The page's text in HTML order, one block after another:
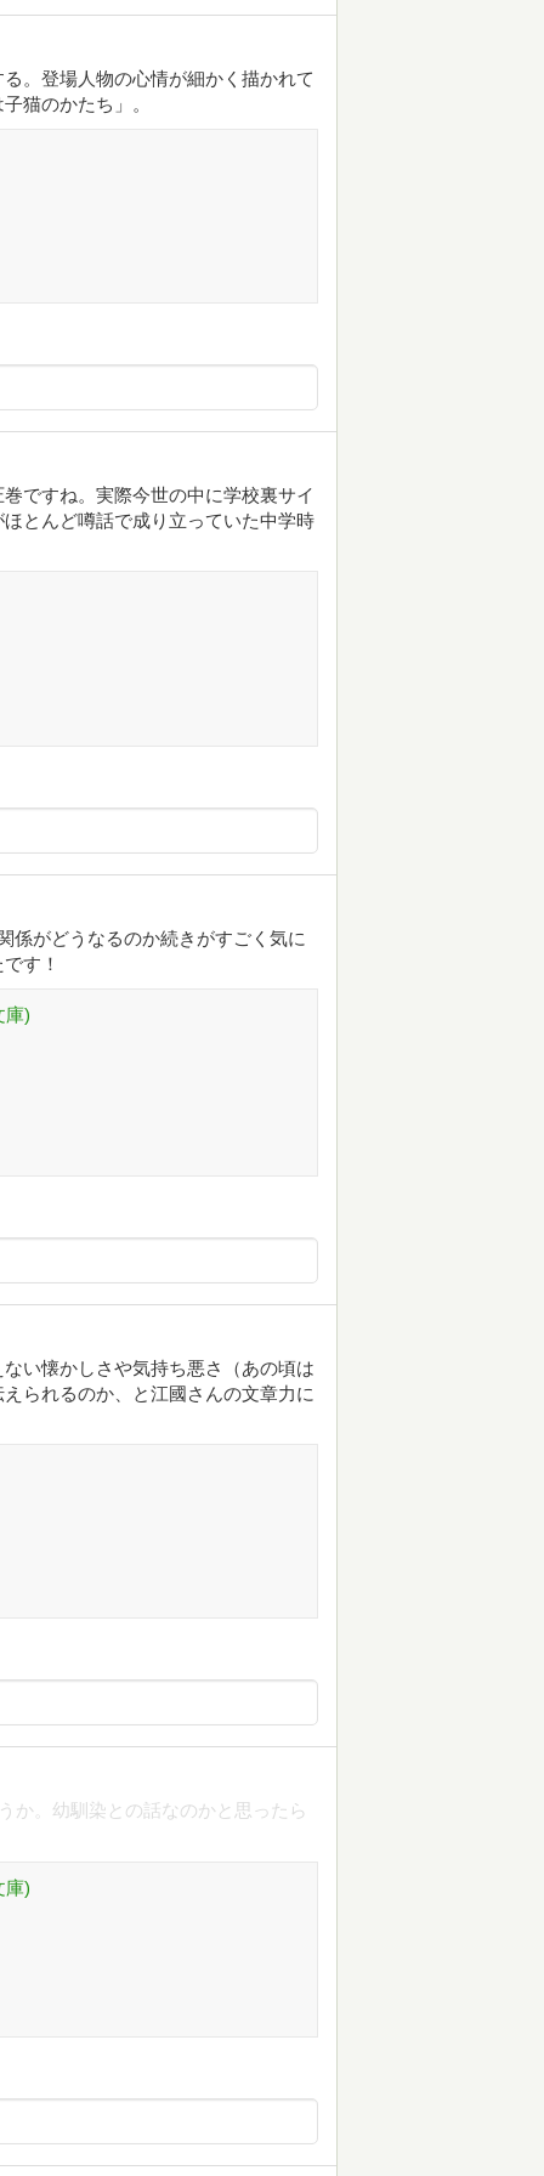
。登場人物の心情が細かく描かれて
猫のかたち」。
ですね。実際今世の中に学校裏サイ
とんど噂話で成り立っていた中学時
係がどうなるのか続きがすごく気に
す！
庫)
い懐かしさや気持ち悪さ（あの頃は
られるのか、と江國さんの文章力に
か。幼馴染との話なのかと思ったら
庫)